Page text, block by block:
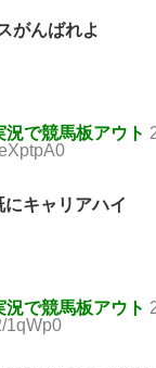
がんばれよ
で競馬板アウト
キャリアハイ
で競馬板アウト
1qWp0